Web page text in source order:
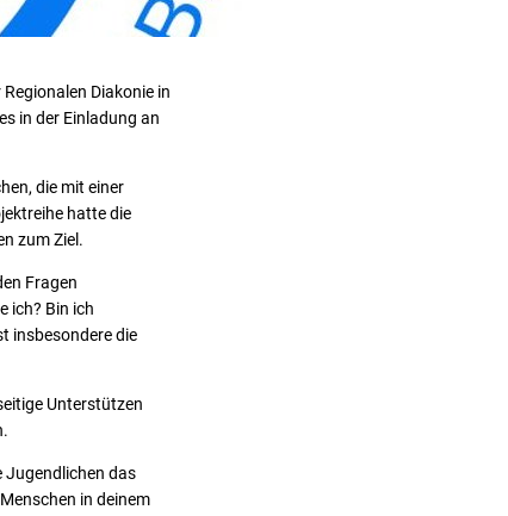
Diakonie in
in der Einladung an
die mit einer
hatte die
zum Ziel.
Fragen
ich? Bin ich
insbesondere die
Unterstützen
Jugendlichen das
in deinem